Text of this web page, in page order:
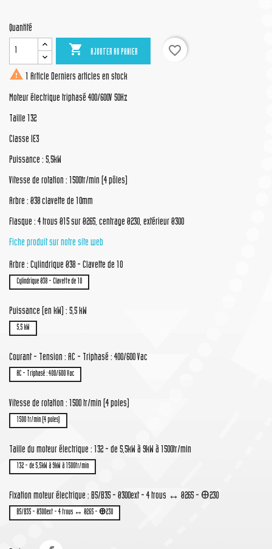
Quantité
 AJOUTER AU PANIER
favorite_border
 1 Article Derniers articles en stock
Moteur électrique triphasé 400/600V 50Hz
Taille 132
Classe IE3
Puissance : 5,5kW
Vitesse de rotation : 1500tr/min (4 pôles)
Arbre : Ø38 clavette de 10mm
Flasque : 4 trous Ø15 sur Ø265, centrage Ø230, extérieur Ø300
Fiche produit sur notre site web
Arbre : Cylindrique Ø38 - Clavette de 10
Cylindrique Ø38 - Clavette de 10
Puissance (en kW) : 5,5 kW
5,5 kW
Courant - Tension : AC - Triphasé : 400/600 Vac
AC - Triphasé : 400/600 Vac
Vitesse de rotation : 1500 tr/min (4 poles)
1500 tr/min (4 poles)
Taille du moteur électrique : 132 - de 5,5kW à 9kW à 1500tr/min
132 - de 5,5kW à 9kW à 1500tr/min
Fixation moteur électrique : B5/B35 - Ø300ext - 4 trous ↔ Ø265 - Ꚛ230
B5/B35 - Ø300ext - 4 trous ↔ Ø265 - Ꚛ230